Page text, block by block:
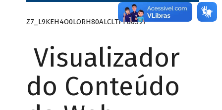
Z7_L9KEH4O0LORH80ALCLTPF80S97
Visualizador
do Conteúdo